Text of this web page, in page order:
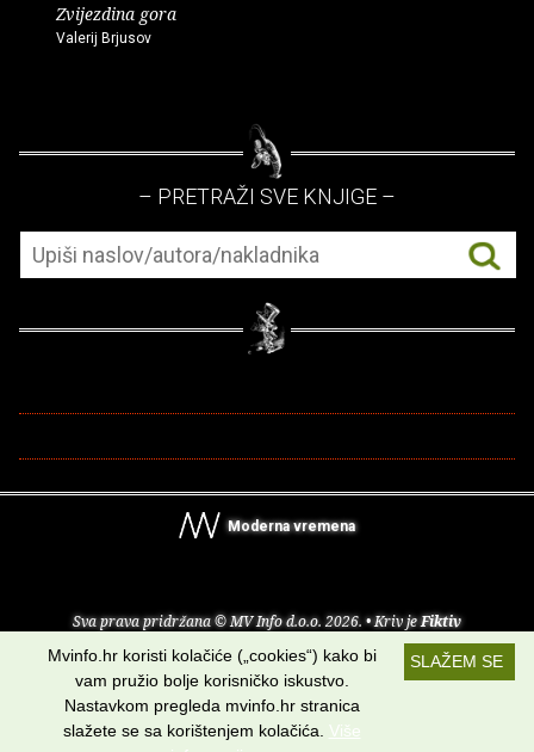
Zvijezdina gora
Valerij Brjusov
– PRETRAŽI SVE KNJIGE –
Moderna vremena
Sva prava pridržana © MV Info d.o.o. 2026. • Kriv jeFiktiv
Uvjeti korištenja RSS kanali
Potraži nas na:
SLAŽEM SE
Mvinfo.hr koristi kolačiće („cookies“) kako bi
vam pružio bolje korisničko iskustvo.
Nastavkom pregleda mvinfo.hr stranica
slažete se sa korištenjem kolačića. Više